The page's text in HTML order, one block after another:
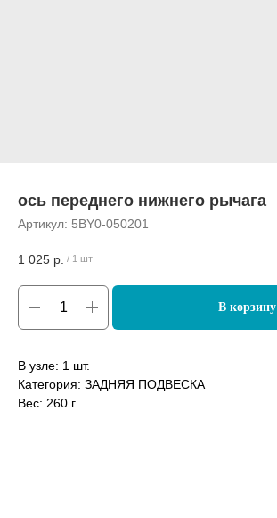
ось переднего нижнего рычага
Артикул: 5BY0-050201
1 025 р. / 1 шт
В корзину
В узле: 1 шт.
Категория: ЗАДНЯЯ ПОДВЕСКА
Вес: 260 г